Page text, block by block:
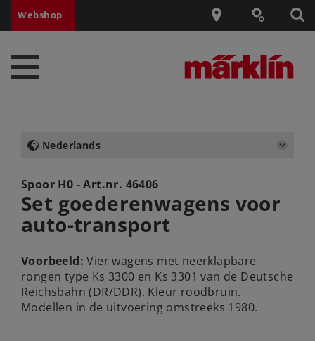
Webshop
Nederlands
Spoor H0 - Art.nr. 46406
Set goederenwagens voor
auto-transport
Voorbeeld: Vier wagens met neerklapbare
rongen type Ks 3300 en Ks 3301 van de Deutsche
Reichsbahn (DR/DDR). Kleur roodbruin.
Modellen in de uitvoering omstreeks 1980.